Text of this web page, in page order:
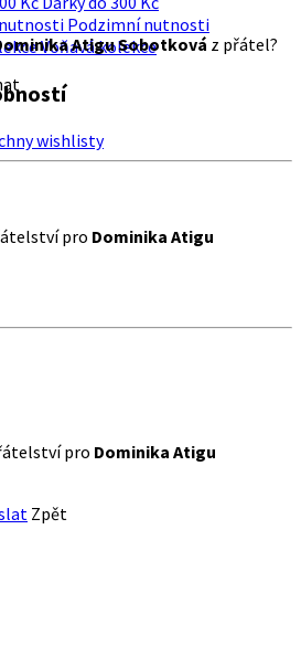
Podzimní nutnosti
Voňavá kolekce
wishlisty
Atigu Sobotková z přátel?
pro Dominika Atigu
pro Dominika Atigu
Zpět